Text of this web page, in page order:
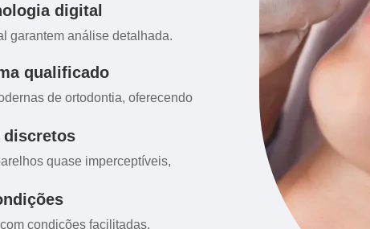
digital
garantem análise detalhada.
qualificado
de ortodontia, oferecendo
discretos
quase imperceptíveis,
condições facilitadas.